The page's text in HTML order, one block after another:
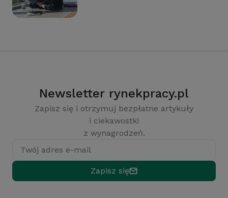
Newsletter rynekpracy.pl
Zapisz się i otrzymuj bezpłatne artykuły
i ciekawostki
z wynagrodzeń.
Twój adres e-mail
Zapisz się